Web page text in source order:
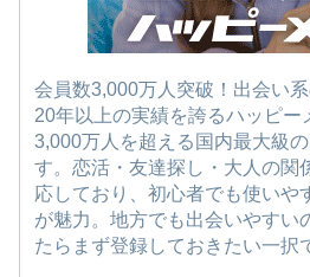
会員数3,000万人突破！出会い
20年以上の実績を誇るハッピー
3,000万人を超える国内最大級
す。恋活・友達探し・大人の関
応しており、初心者でも使いや
が魅力。地方でも出会いやすい
たらまず登録しておきたい一択